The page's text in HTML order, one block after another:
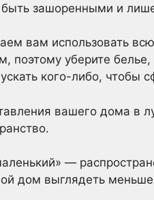
зашоренными и
вам использовать
поэтому уберите белье,
кого-либо, чтобы
вашего дома в
—
дом выглядеть